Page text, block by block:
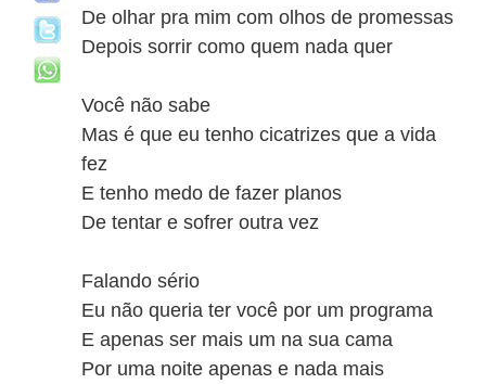
De olhar pra mim com olhos de promessas
Depois sorrir como quem nada quer
Você não sabe
Mas é que eu tenho cicatrizes que a vida
fez
E tenho medo de fazer planos
De tentar e sofrer outra vez
Falando sério
Eu não queria ter você por um programa
E apenas ser mais um na sua cama
Por uma noite apenas e nada mais